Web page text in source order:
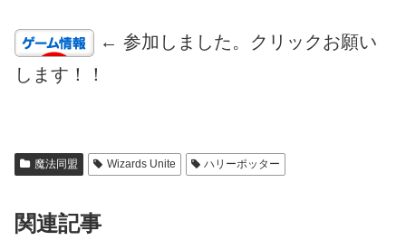
← 参加しました。クリックお願い
します！！
魔法同盟 Wizards Unite ハリーポッター
関連記事